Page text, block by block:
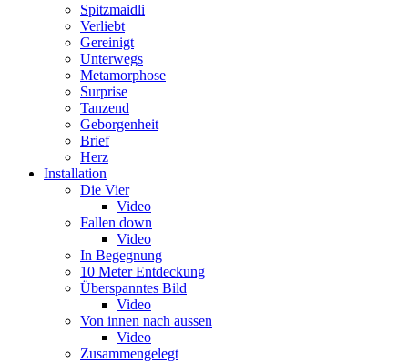
Spitzmaidli
Verliebt
Gereinigt
Unterwegs
Metamorphose
Surprise
Tanzend
Geborgenheit
Brief
Herz
Installation
Die Vier
Video
Fallen down
Video
In Begegnung
10 Meter Entdeckung
Überspanntes Bild
Video
Von innen nach aussen
Video
Zusammengelegt